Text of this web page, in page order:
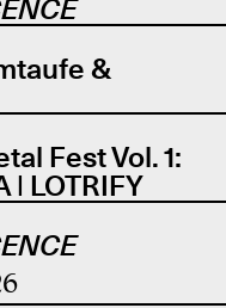
&
Fest Vol. 1:
| LOTRIFY